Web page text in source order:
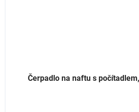
Čerpadlo na naftu s